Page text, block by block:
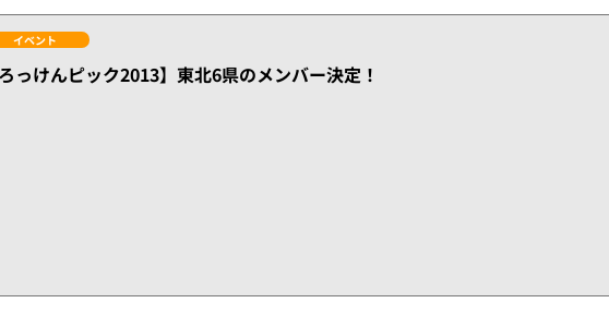
イベント
っけんピック2013】東北6県のメンバー決定！